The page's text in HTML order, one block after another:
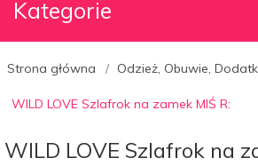
Kategorie
Strona główna Odzież, Obuwie,
WILD LOVE Szlafrok na zamek MIŚ R:
WILD LOVE Szlafrok na